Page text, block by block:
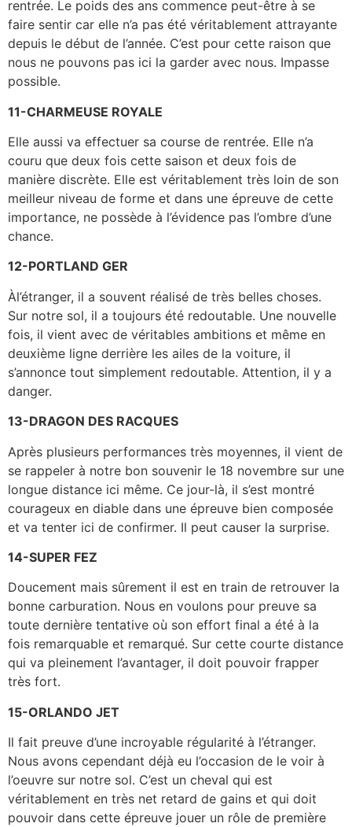
rentrée. Le poids des ans commence peut-être à se
faire sentir car elle n’a pas été véritablement attrayante
depuis le début de l’année. C’est pour cette raison que
nous ne pouvons pas ici la garder avec nous. Impasse
possible.
11-CHARMEUSE ROYALE
Elle aussi va effectuer sa course de rentrée. Elle n’a
couru que deux fois cette saison et deux fois de
manière discrète. Elle est véritablement très loin de son
meilleur niveau de forme et dans une épreuve de cette
importance, ne possède à l’évidence pas l’ombre d’une
chance.
12-PORTLAND GER
Àl’étranger, il a souvent réalisé de très belles choses.
Sur notre sol, il a toujours été redoutable. Une nouvelle
fois, il vient avec de véritables ambitions et même en
deuxième ligne derrière les ailes de la voiture, il
s’annonce tout simplement redoutable. Attention, il y a
danger.
13-DRAGON DES RACQUES
Après plusieurs performances très moyennes, il vient de
se rappeler à notre bon souvenir le 18 novembre sur une
longue distance ici même. Ce jour-là, il s’est montré
courageux en diable dans une épreuve bien composée
et va tenter ici de confirmer. Il peut causer la surprise.
14-SUPER FEZ
Doucement mais sûrement il est en train de retrouver la
bonne carburation. Nous en voulons pour preuve sa
toute dernière tentative où son effort final a été à la
fois remarquable et remarqué. Sur cette courte distance
qui va pleinement l’avantager, il doit pouvoir frapper
très fort.
15-ORLANDO JET
Il fait preuve d’une incroyable régularité à l’étranger.
Nous avons cependant déjà eu l’occasion de le voir à
l’oeuvre sur notre sol. C’est un cheval qui est
véritablement en très net retard de gains et qui doit
pouvoir dans cette épreuve jouer un rôle de première